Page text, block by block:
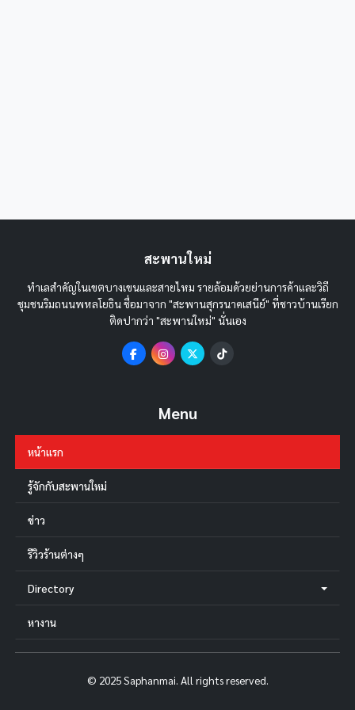
สะพานใหม่
ทำเลสำคัญในเขตบางเขนและสายไหม รายล้อมด้วยย่านการค้าและวิถี
ชุมชนริมถนนพหลโยธิน ชื่อมาจาก "สะพานสุกรนาคเสนีย์" ที่ชาวบ้านเรียก
ติดปากว่า "สะพานใหม่" นั่นเอง
Menu
หน้าแรก
รู้จักกับสะพานใหม่
ข่าว
รีวิวร้านต่างๆ
Directory
หางาน
© 2025 Saphanmai. All rights reserved.